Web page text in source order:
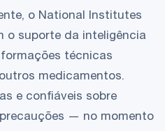
o National Institutes
o suporte da inteligência
técnicas
medicamentos.
e confiáveis sobre
— no momento